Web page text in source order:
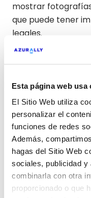
Esta página web usa
El Sitio Web utiliza
personalizar el
funciones de redes
Además,
hagas del Sitio Web
sociales, publicidad y
combinarla con otra
proporcionado o que
mostrar
que puede tener
legales.
usurpador actúe
prolongada en el
artículo 401 del
suplantación de
fuera de ellas,
prisión de seis
undelito de
En cualquier caso,